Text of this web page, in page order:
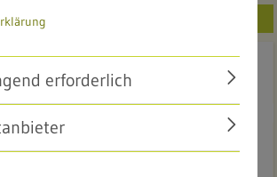
erforderlich